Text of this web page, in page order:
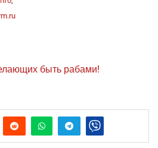
быть рабами!